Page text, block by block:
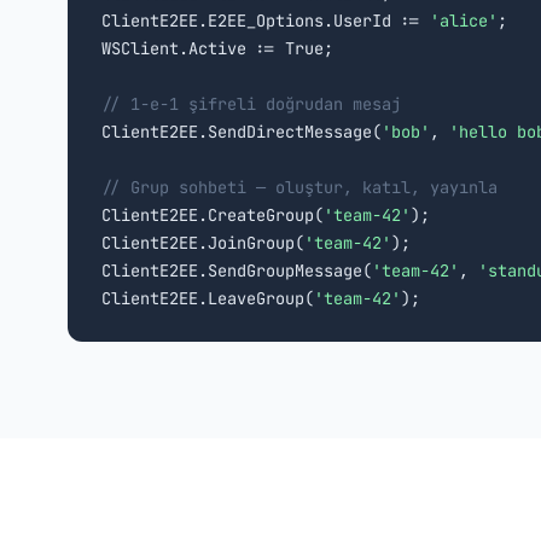
ClientE2EE.E2EE_Options.UserId :=
'alice' ;
WSClient.Active := True;
// 1-e-1 şifreli doğrudan mesaj
ClientE2EE.SendDirectMessage( 'bob' , 'hello
// Grup sohbeti — oluştur, katıl, yayınla
ClientE2EE.CreateGroup( 'team-42' );
ClientE2EE.JoinGroup( 'team-42' );
ClientE2EE.SendGroupMessage( 'team-42' ,
ClientE2EE.LeaveGroup( 'team-42' );